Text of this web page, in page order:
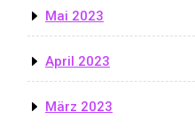
Mai 2023
April 2023
März 2023